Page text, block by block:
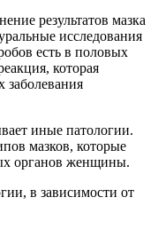
результатов мазка
исследования
есть в половых
которая
заболевания
иные патологии.
мазков, которые
органов женщины.
в зависимости от